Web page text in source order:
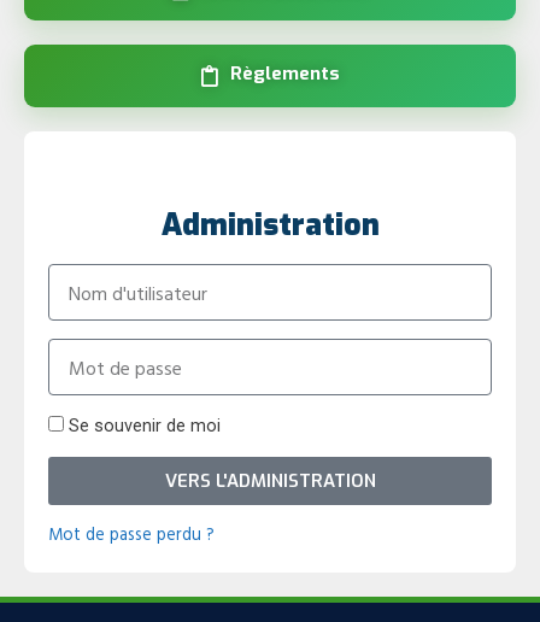
Règlements
Administration
Se souvenir de moi
VERS L'ADMINISTRATION
Mot de passe perdu ?